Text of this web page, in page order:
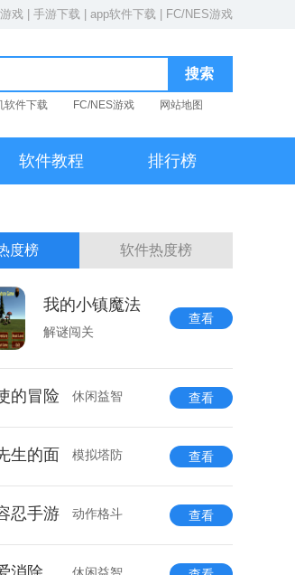
戏 手游下载 app软件下载 FC/NES游戏
软件下载 FC/NES游戏 网站地图
软件教程 排行榜
度榜 软件热度榜
我的小镇魔法
解谜闯关
查看
的冒险 休闲益智 查看
生的面 模拟塔防 查看
忍手游 动作格斗 查看